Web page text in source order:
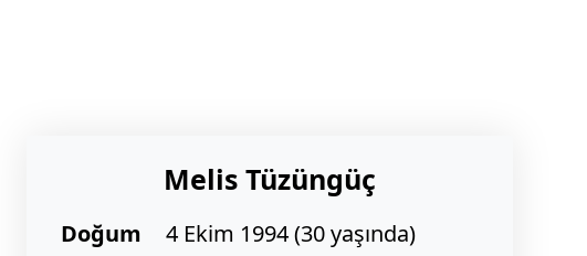
Melis Tüzüngüç
Doğum 4 Ekim 1994(30 yaşında)